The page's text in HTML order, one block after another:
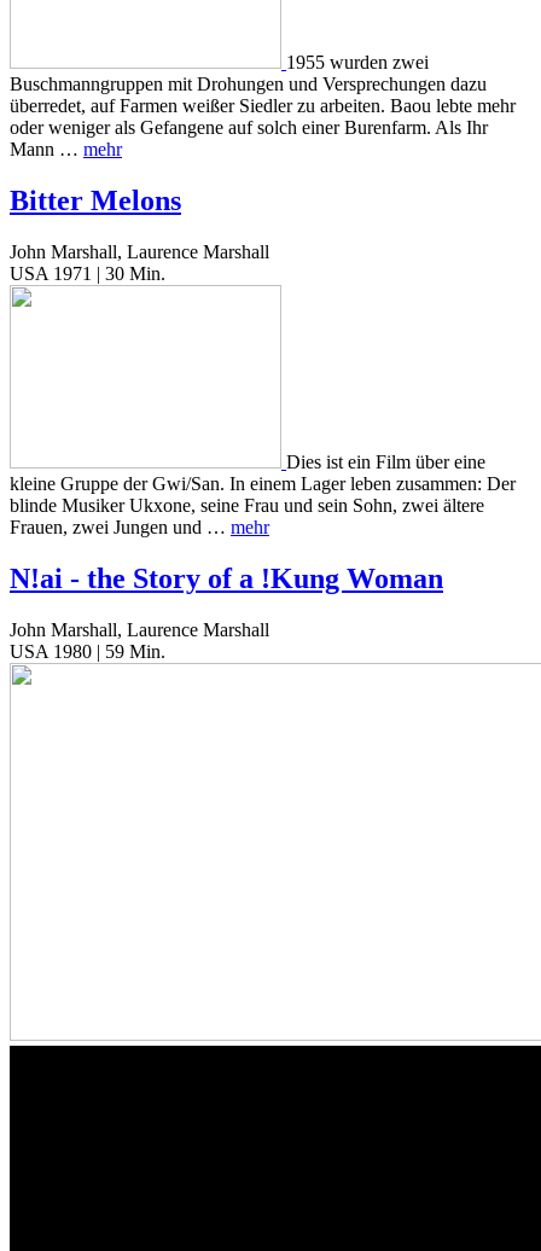
1955 wurden zwei
Buschmanngruppen mit Drohungen und Versprechungen dazu
überredet, auf Farmen weißer Siedler zu arbeiten. Baou lebte mehr
oder weniger als Gefangene auf solch einer Burenfarm. Als Ihr
Mann … mehr
Bitter Melons
John Marshall, Laurence Marshall
USA 1971 | 30 Min.
Dies ist ein Film über eine
kleine Gruppe der Gwi/San. In einem Lager leben zusammen: Der
blinde Musiker Ukxone, seine Frau und sein Sohn, zwei ältere
Frauen, zwei Jungen und … mehr
N!ai - the Story of a !Kung Woman
John Marshall, Laurence Marshall
USA 1980 | 59 Min.